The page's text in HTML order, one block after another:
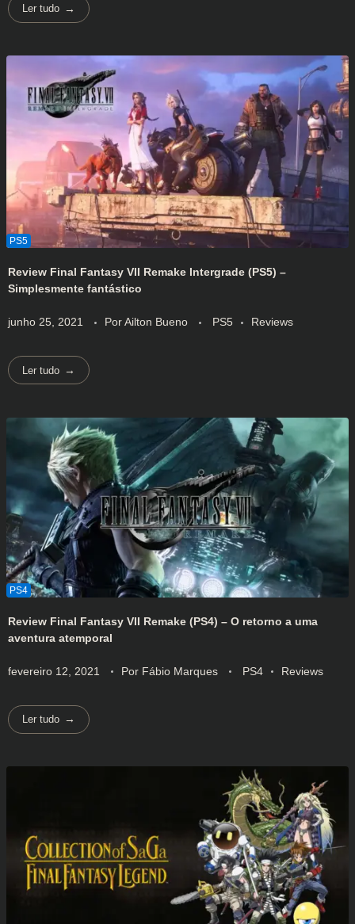
Ler tudo
Review Final Fantasy VII Remake Intergrade (PS5) –
Simplesmente fantástico
junho 25, 2021 PorAilton Bueno PS5 Reviews
Ler tudo
Review Final Fantasy VII Remake (PS4) – O retorno a uma
aventura atemporal
fevereiro 12, 2021 Por Fábio Marques PS4 Reviews
Ler tudo